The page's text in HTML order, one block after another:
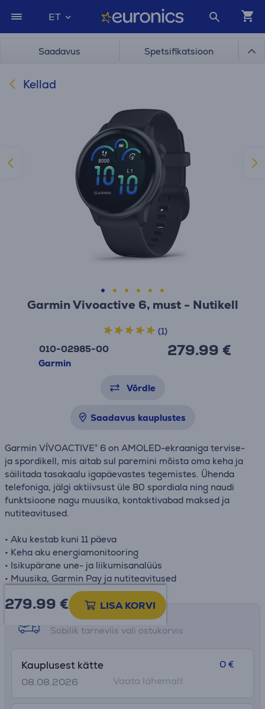
ET
Saadavus Spetsifikatsioon
Kellad
Garmin Vivoactive 6, must - Nutikell
010-02985-00
Garmin
279.99 €
(1)
Võrdle
Saadavus kauplustes
Garmin VÍVOACTIVE® 6 on AMOLED-ekraaniga tervise-
ja spordikell, mis aitab sul paremini mõista oma keha ja
säilitada tasakaalu igapäevastes tegemistes. Ühenda
telefoniga, jälgi aktiivsust üle 80 spordiala ning naudi
funktsioone nagu muusika, kontaktivabad maksed ja
nutiteavitused.
• Aku kestab kuni 11 päeva
• Keha aku energiamonitooring
• Isikupärane une- ja liikumisanalüüs
• Muusika, Garmin Pay ja nutiteavitused
279.99 € LISA KORVI
Tarne võimalused
Sobilik tarneviis vali ostukorvis
Kauplusest kätte
08.08.2026
0 €
Vaata lähemalt